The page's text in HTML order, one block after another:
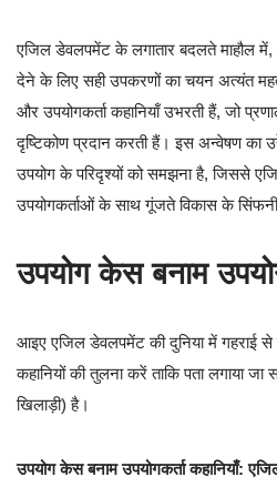
एजिल डेवलपमेंट के लगातार बदलते माहौल
देने के लिए सही उपकरणों का चयन अत्यंत
और उपयोगकर्ता कहानियाँ उभरती हैं, जो
दृष्टिकोण प्रदान करती हैं। इस अन्वेषण का
उपयोग के परिदृश्यों को समझना है, जिससे
उपयोगकर्ताओं के साथ गूंजते विकास के सिंफनी
उपयोग केस बनाम
आइए एजिल डेवलपमेंट की दुनिया में गहराई
कहानियों की तुलना करें ताकि पता लगाया
खिलाड़ी) है।
उपयोग केस बनाम उपयोगकर्ता कहानियाँ: